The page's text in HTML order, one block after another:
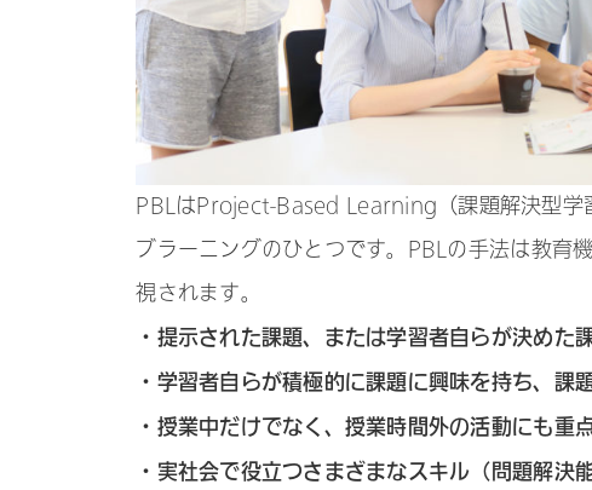
PBLはProject-Based Learning（課題解決型学
ブラーニングのひとつです。PBLの手法は教育
視されます。
・提示された課題、または学習者自らが決めた
・学習者自らが積極的に課題に興味を持ち、
・授業中だけでなく、授業時間外の活動にも重
・実社会で役立つさまざまなスキル（問題解